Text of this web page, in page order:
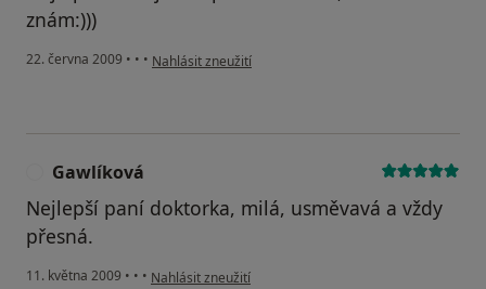
znám:)))
22. června 2009 • • • podle názoru uživatele Pacient
Nahlásit zneužití
Gawlíková
Nejlepší paní doktorka, milá, usměvavá a vždy
přesná.
11. května 2009 • • • podle názoru uživatele Gawlíková
Nahlásit zneužití